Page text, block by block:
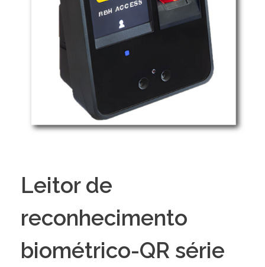
Leitor de
reconhecimento
biométrico-QR série